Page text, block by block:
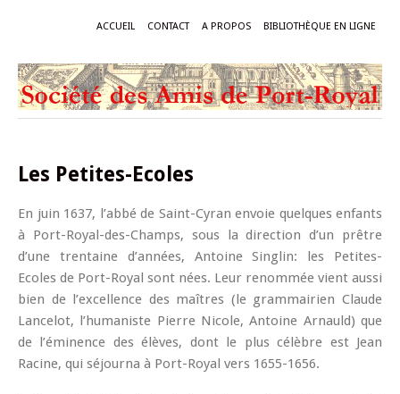
ACCUEIL CONTACT A PROPOS BIBLIOTHÈQUE EN LIGNE
Les Petites-Ecoles
En juin 1637, l’abbé de Saint-Cyran envoie quelques enfants
à Port-Royal-des-Champs, sous la direction d’un prêtre
d’une trentaine d’années, Antoine Singlin: les Petites-
Ecoles de Port-Royal sont nées. Leur renommée vient aussi
bien de l’excellence des maîtres (le grammairien Claude
Lancelot, l’humaniste Pierre Nicole, Antoine Arnauld) que
de l’éminence des élèves, dont le plus célèbre est Jean
Racine, qui séjourna à Port-Royal vers 1655-1656.